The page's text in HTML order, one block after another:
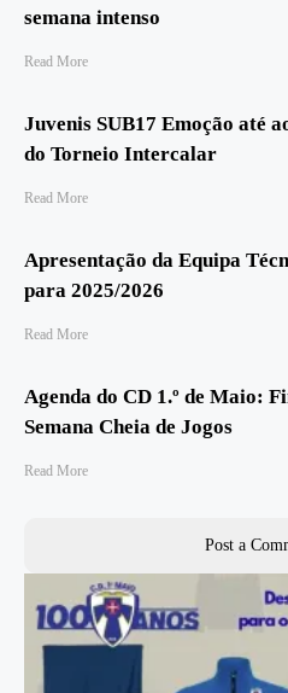
semana intenso
Read More
Juvenis SUB17 Emoção até
do Torneio Intercalar
Read More
Apresentação da Equipa
para 2025/2026
Read More
Agenda do CD 1.º de Maio:
Semana Cheia de Jogos
Read More
Post a